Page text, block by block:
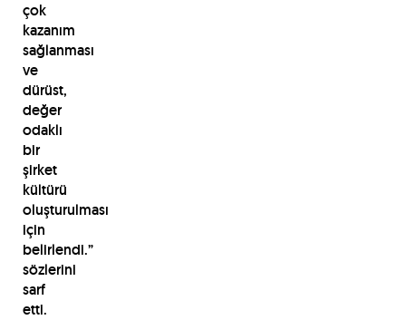
çok
kazanım
sağlanması
ve
dürüst,
değer
odaklı
bir
şirket
kültürü
oluşturulması
için
belirlendi.”
sözlerini
sarf
etti.